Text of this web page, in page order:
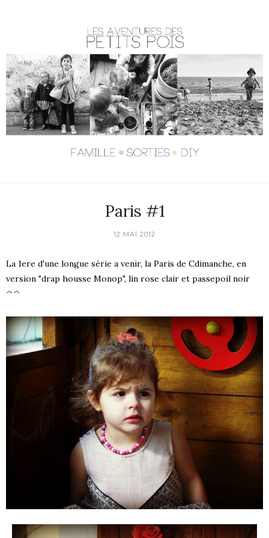
Paris #1
12 MAI 2012
La 1ere d'une longue série a venir, la Paris de Cdimanche, en
version "drap housse Monop", lin rose clair et passepoil noir
^^